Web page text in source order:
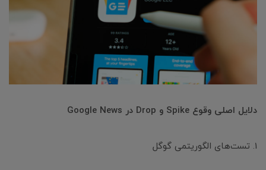
دلایل اصلی وقوع Spike و Drop در Google News
1. تست‌های الگوریتمی گوگل